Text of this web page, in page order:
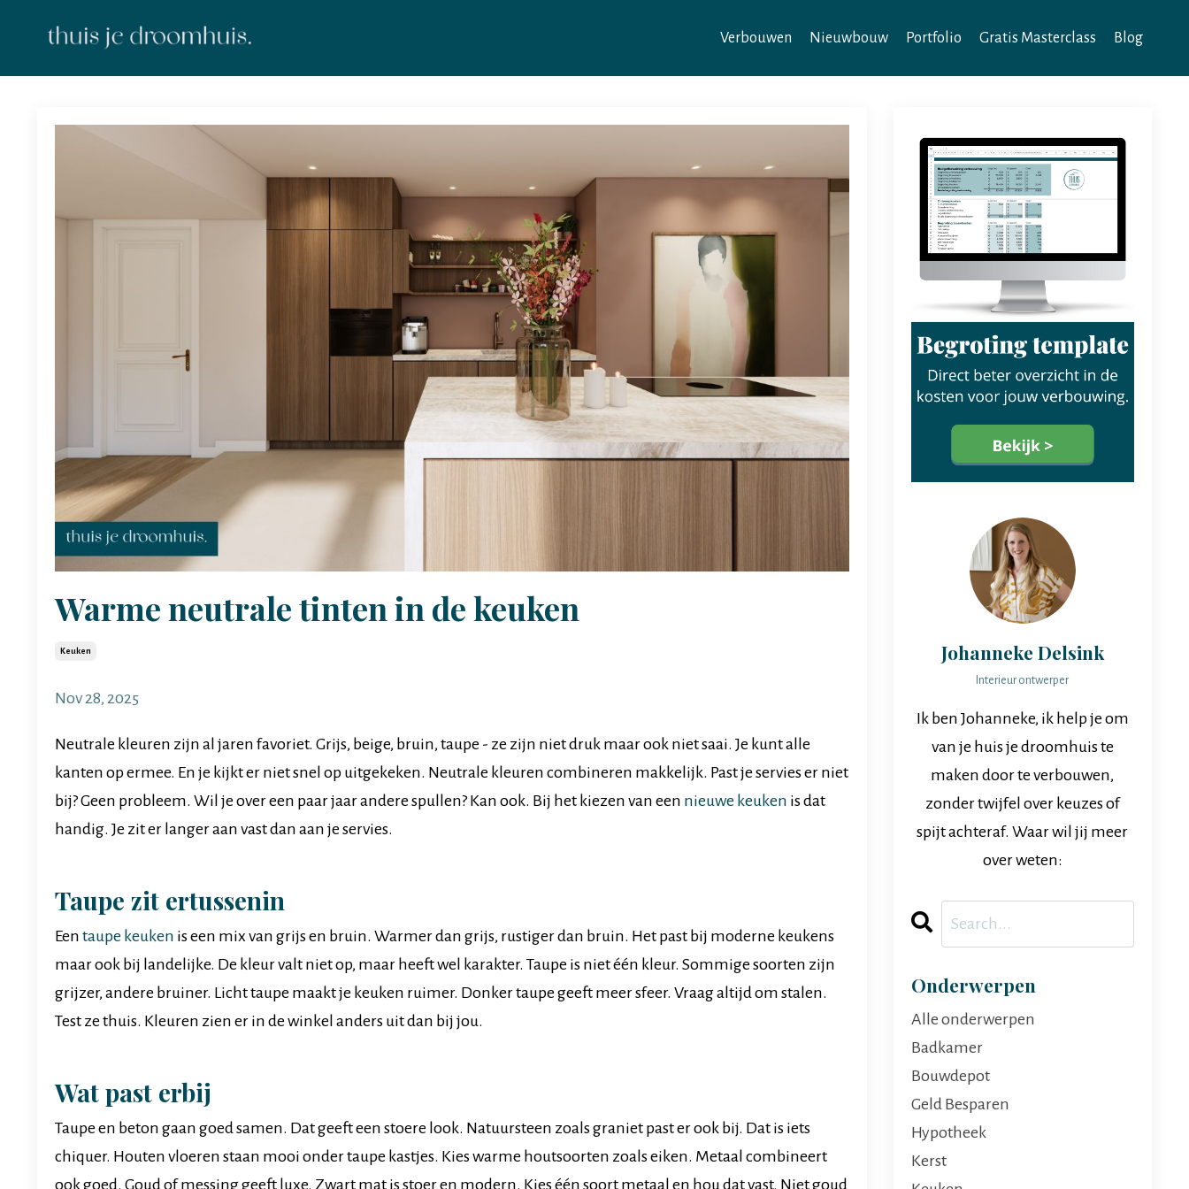
Verbouwen Nieuwbouw Portfolio Gratis Masterclass Blog
Warme neutrale tinten in de keuken
Keuken
Nov 28, 2025
Neutrale kleuren zijn al jaren favoriet. Grijs, beige, bruin, taupe - ze zijn niet druk maar ook niet saai. Je kunt alle
kanten op ermee. En je kijkt er niet snel op uitgekeken. Neutrale kleuren combineren makkelijk. Past je servies er niet
bij? Geen probleem. Wil je over een paar jaar andere spullen? Kan ook. Bij het kiezen van een nieuwe keuken is dat
handig. Je zit er langer aan vast dan aan je servies.
Taupe zit ertussenin
Een taupe keuken is een mix van grijs en bruin. Warmer dan grijs, rustiger dan bruin. Het past bij moderne keukens
maar ook bij landelijke. De kleur valt niet op, maar heeft wel karakter. Taupe is niet één kleur. Sommige soorten zijn
grijzer, andere bruiner. Licht taupe maakt je keuken ruimer. Donker taupe geeft meer sfeer. Vraag altijd om stalen.
Test ze thuis. Kleuren zien er in de winkel anders uit dan bij jou.
Wat past erbij
Taupe en beton gaan goed samen. Dat geeft een stoere look. Natuursteen zoals graniet past er ook bij. Dat is iets
chiquer. Houten vloeren staan mooi onder taupe kastjes. Kies warme houtsoorten zoals eiken. Metaal combineert
ook goed. Goud of messing geeft luxe. Zwart mat is stoer en modern. Kies één soort metaal en hou dat vast. Niet goud
Johanneke Delsink
Interieur ontwerper
Ik ben Johanneke, ik help je om
van je huis je droomhuis te
maken door te verbouwen,
zonder twijfel over keuzes of
spijt achteraf. Waar wil jij meer
over weten:
Onderwerpen
Alle onderwerpen
Badkamer
Bouwdepot
Geld Besparen
Hypotheek
Kerst